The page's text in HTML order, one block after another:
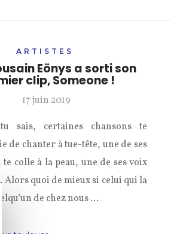
ARTISTES
Eönys a sorti son
clip, Someone !
17 juin 2019
sais, certaines chansons te
de chanter à tue-tête, une de ses
colle à la peau, une de ses voix
Alors quoi de mieux si celui qui la
de chez nous …